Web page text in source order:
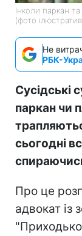
Інколи паркан
(фото
Не
РБК-
Сусідські
паркан чи
сьогодні
Про це
адвокат із